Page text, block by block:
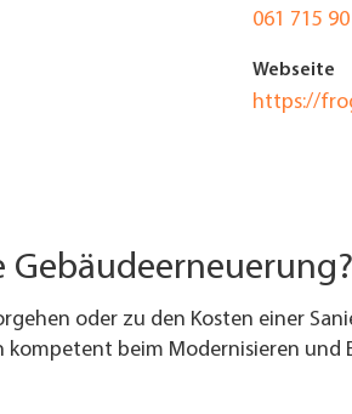
061 715
Webseite
https://
Gebäudeerneuerung?
oder zu den Kosten einer
kompetent beim Modernisieren und